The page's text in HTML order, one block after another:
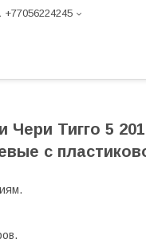
+77056224245
Чери Тигго 5
с